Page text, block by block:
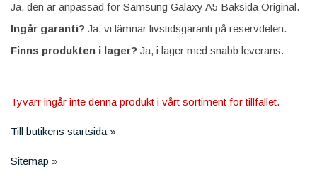
Ja, den är anpassad för Samsung Galaxy A5 Baksida Original.
Ingår garanti? Ja, vi lämnar livstidsgaranti på reservdelen.
Finns produkten i lager? Ja, i lager med snabb leverans.
Tyvärr ingår inte denna produkt i vårt sortiment för tillfället.
Till butikens startsida »
Sitemap »